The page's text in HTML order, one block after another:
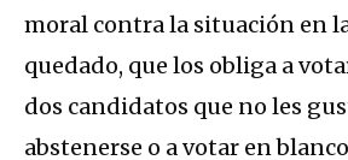
moral contra la situación en
quedado, que los obliga a
dos candidatos que no les
abstenerse o a votar en